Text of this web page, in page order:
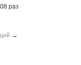
раз
→